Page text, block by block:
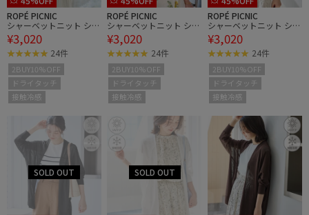
ROPÉ PICNIC
シャーベットニット ショ
ート丈Vネックカーディ
ガン/UVケア・接触冷感
¥3,020
24件
2BUY10%OFF
ドライタッチ
接触冷感
ROPÉ PICNIC
シャーベットニット ショ
ート丈Vネックカーディ
ガン/UVケア・接触冷感
¥3,020
24件
2BUY10%OFF
ドライタッチ
接触冷感
ROPÉ PICNIC
シャーベットニット ショ
ート丈Vネックカーディ
ガン/UVケア・接触冷感
¥3,020
24件
2BUY10%OFF
ドライタッチ
接触冷感